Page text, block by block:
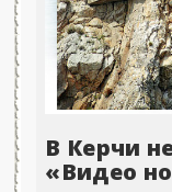
В Керчи
«Видео